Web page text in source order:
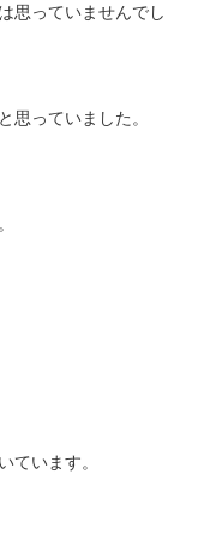
思っていませんでし
思っていました。
ています。